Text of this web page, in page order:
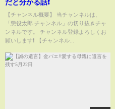
だと分かる話❗️
【チャンネル概要】 当チャンネルは、
「懲役太郎 チャンネル」の切り抜きチャ
ンネルです。 チャンネル登録よろしくお
願いします❗️ 【チャンネル...